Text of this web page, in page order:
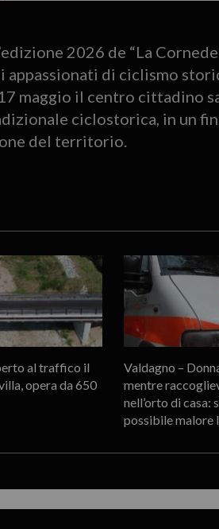
2026 de “La
di ciclismo
maggio il centro cittadino
ciclostorica, in un
del territorio.
al traffico il
opera da 650
Valdagno –
mentre
nell’orto di casa:
possibile malore